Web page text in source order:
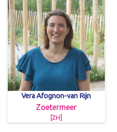
Vera Afognon-van Rijn
Zoetermeer
[ZH]